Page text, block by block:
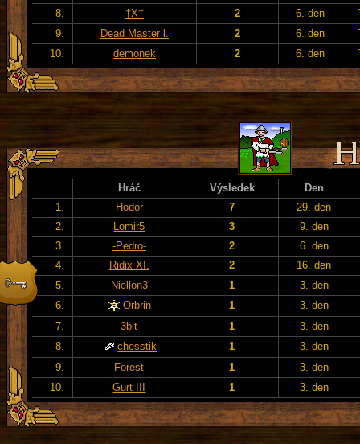
8.
†X† 2 6. den
9.
Dead Master l. 2 6. den
10.
demonek 2 6. den
Hráč Výsledek
Den
1.
Hodor 7
29. den
2.
Lomir5 3
9. den
3.
-Pedro- 2
6. den
4.
Ridix XI. 2
16. den
5.
Niellon3 1
3. den
6.
Orbrin 1
3. den
7.
3bit 1
3. den
8.
chesstik 1
3. den
9.
Forest 1
3. den
10.
Gurt III 1 3. den